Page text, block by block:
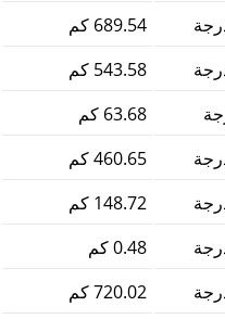
689.54 كم
543.58 كم
63.68 كم
460.65 كم
148.72 كم
0.48 كم
720.02 كم